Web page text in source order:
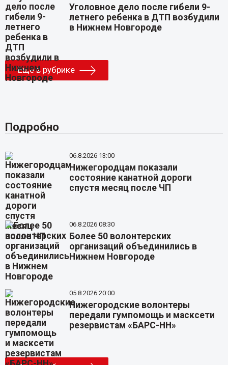
Уголовное дело после гибели 9-
летнего ребенка в ДТП возбудили
в Нижнем Новгороде
Еще в рубрике
Подробно
06.8.2026 13:00
Нижегородцам показали
состояние канатной дороги
спустя месяц после ЧП
06.8.2026 08:30
Более 50 волонтерских
организаций объединились в
Нижнем Новгороде
05.8.2026 20:00
Нижегородские волонтеры
передали гумпомощь и масксети
резервистам «БАРС-НН»